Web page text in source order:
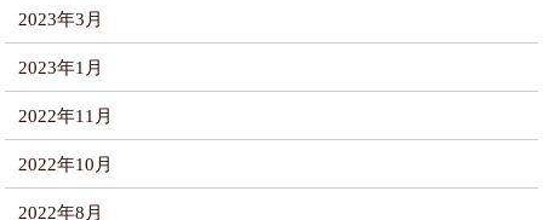
2023年3月
2023年1月
2022年11月
2022年10月
2022年8月